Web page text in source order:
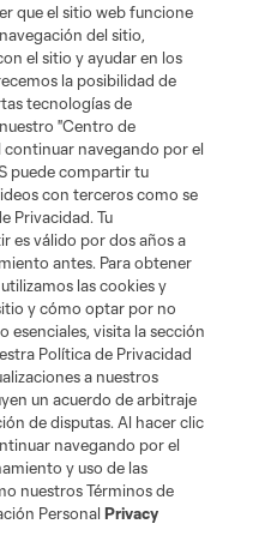
No vender mi información
Major League Soccer y MLS son
L.L.C. (“MLS”). Los nombres y logos
y son marcas bajo ley común
de sus propietarios. Uso
que el sitio web funcione
del sitio,
el sitio y ayudar en los
la posibilidad de
tecnologías de
"Centro de
continuar navegando por el
puede compartir tu
con terceros como se
Privacidad. Tu
es válido por dos años a
antes. Para obtener
las cookies y
y cómo optar por no
esenciales, visita la sección
Política de Privacidad
a nuestros
un acuerdo de arbitraje
de disputas. Al hacer clic
navegando por el
y uso de las
nuestros Términos de
PersonalPrivacy